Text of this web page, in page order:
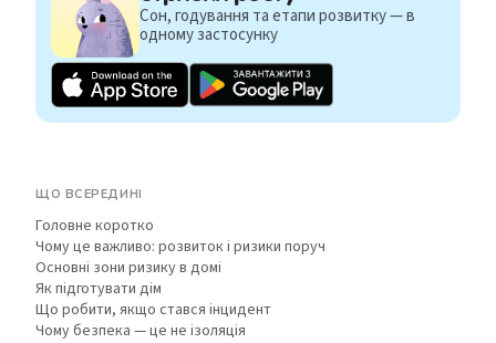
Сон, годування та етапи розвитку — в
одному застосунку
ЩО ВСЕРЕДИНІ
Головне коротко
Чому це важливо: розвиток і ризики поруч
Основні зони ризику в домі
Як підготувати дім
Що робити, якщо стався інцидент
Чому безпека — це не ізоляція